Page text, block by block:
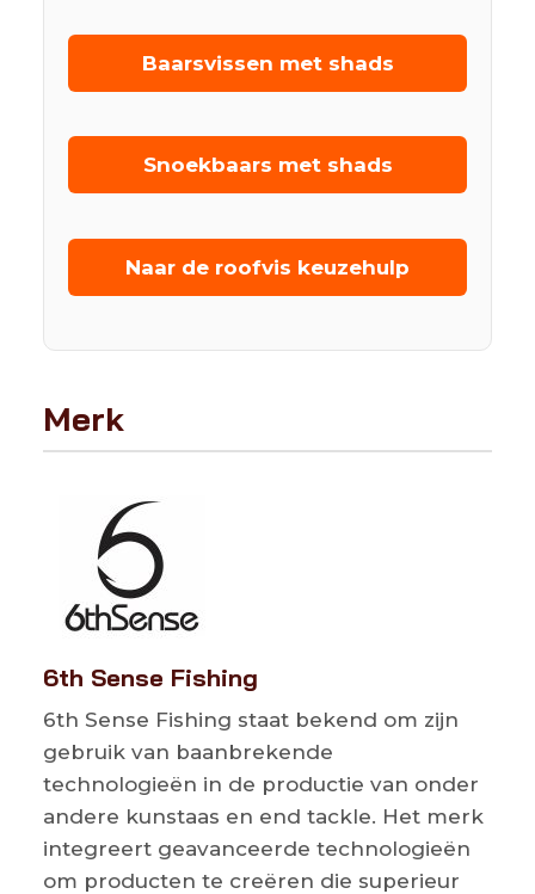
Baarsvissen met shads
Snoekbaars met shads
Naar de roofvis keuzehulp
Merk
6th Sense Fishing
6th Sense Fishing staat bekend om zijn
gebruik van baanbrekende
technologieën in de productie van onder
andere kunstaas en end tackle. Het merk
integreert geavanceerde technologieën
om producten te creëren die superieur